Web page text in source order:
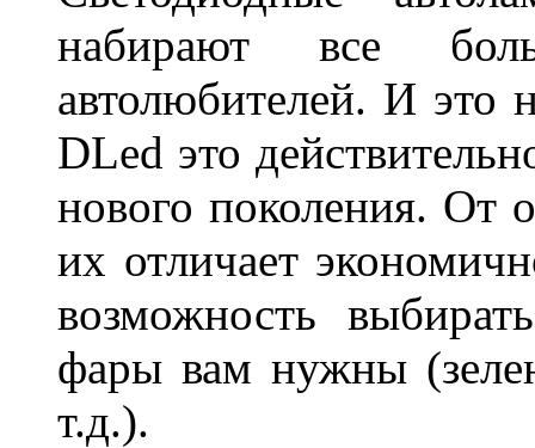
набирают все
автолюбителей. И это
DLed это
нового поколения. От
их отличает
возможность
фары вам нужны
т.д.).